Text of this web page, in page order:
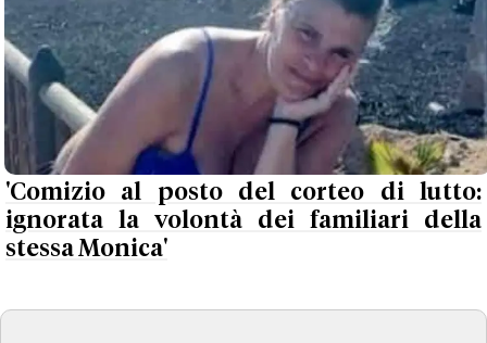
'Comizio al posto del corteo di lutto:
ignorata la volontà dei familiari della
stessa Monica'